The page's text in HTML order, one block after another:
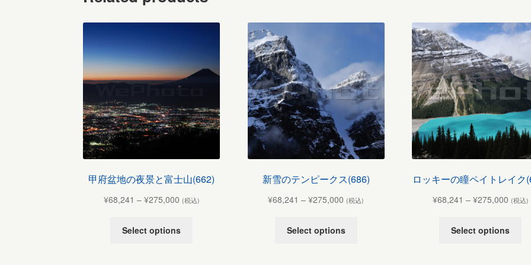
甲府盆地の夜景と富士山(662)
¥68,241 – ¥275,000 (税込)
Select options
新雪のテンピークス(686)
¥68,241 –¥275,000 (税込)
Select options
ロッキーの瞳ペイトレイク
¥68,241 – ¥275,000 (税込)
Select options